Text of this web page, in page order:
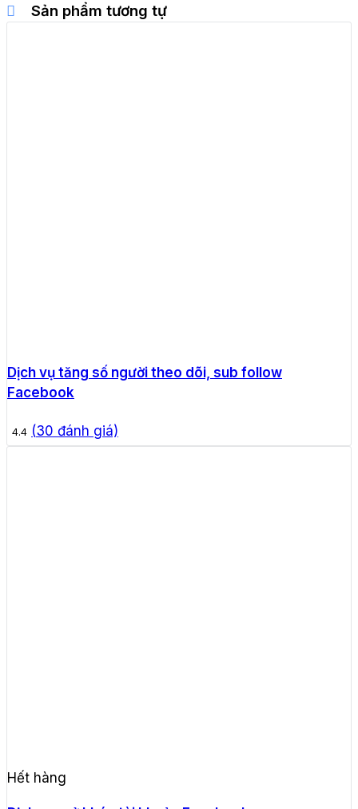
Sản phẩm tương tự
Dịch vụ tăng số người theo dõi, sub follow
Facebook
4.4 (30 đánh giá)
Hết hàng